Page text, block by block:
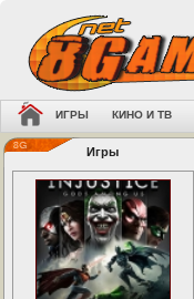
ИГРЫ КИНО И ТВ
Игры